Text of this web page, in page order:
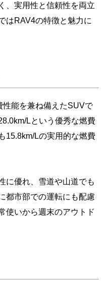
、実用性と信頼性を両立
はRAV4の特徴と魅力に
性能を兼ね備えたSUVで
Lという優秀な燃費
15.8km/Lの実用的な燃費
に優れ、雪道や山道でも
都市部での運転にも配慮
使いから週末のアウトド